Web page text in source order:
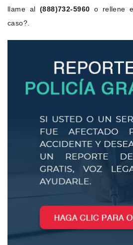
llame al (888)732-5960 o rellene
caso?.